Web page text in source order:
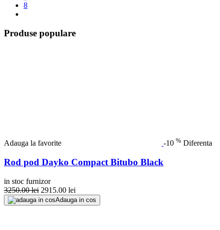
8
Produse populare
Adauga la favorite -10 % Diferenta
Rod pod Dayko Compact Bitubo Black
in stoc furnizor
3250.00 lei 2915.00 lei
Adauga in cos